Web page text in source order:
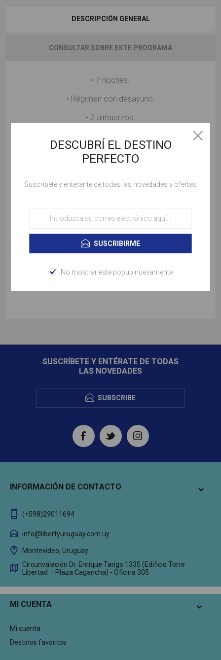
DESCRIPCIÓN GENERAL
CONSULTAR SOBRE ESTE PROGRAMA
• 7 noches.
• Régimen con desayuno.
• 2 almuerzos.
• Trineo de perros, village valcartier.
• Visitas y excursiones indicadas en el programa.
considerados diurnis.
Hoteles previstos o similares
SUSCRÍBETE Y ENTÉRATE DE TODAS
LAS NOVEDADES
SUBSCRIBE
INFORMACIÓN DE CONTACTO
(+598)29011694
info@libertyuruguay.com.uy
Montevideo, Uruguay
Circunvalación Dr. Enrique Tarigo 1335 (Edificio Torre
Libertad – Plaza Cagancha) - Oficina 305
MI CUENTA
Mi cuenta
Destinos favoritos
DESCUBRÍ EL DESTINO
PERFECTO
Suscríbete y enterante de todas las novedades y ofertas
SUSCRIBIRME
No mostrar este popup nuevamente